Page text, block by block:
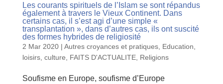
Les courants spirituels de l’Islam se sont répandus
également à travers le Vieux Continent. Dans
certains cas, il s’est agi d’une simple «
transplantation », dans d’autres cas, ils ont suscité
des formes hybrides de religiosité
2 Mar 2020| Autres croyances et pratiques, Education,
loisirs, culture
FAITS D'ACTUALITE, Religions
Soufisme en Europe, soufisme d’Europe